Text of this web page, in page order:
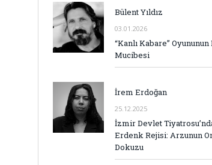
Bülent Yıldız
03.01.2026
“Kanlı Kabare” Oyununun
Mucibesi
İrem Erdoğan
25.12.2025
İzmir Devlet
Erdenk Rejisi: Arzunun
Dokuzu